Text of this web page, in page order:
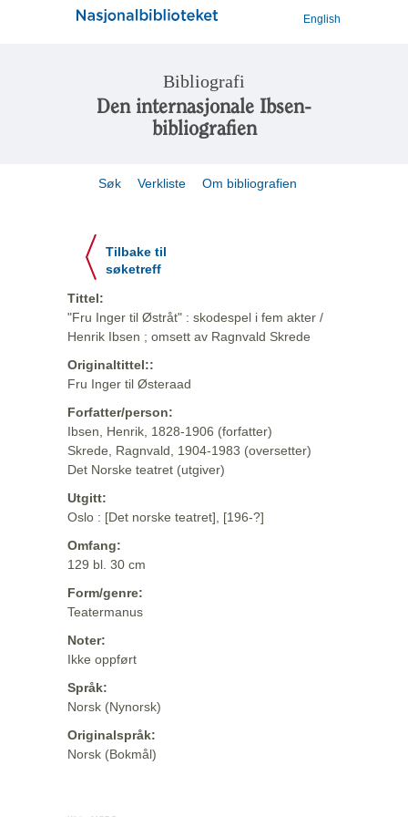
English
Bibliografi
Den internasjonale Ibsen-
bibliografien
Søk Verkliste Om bibliografien
Tilbake til
søketreff
Tittel:
"Fru Inger til Østråt" : skodespel i fem akter /
Henrik Ibsen ; omsett av Ragnvald Skrede
Originaltittel::
Fru Inger til Østeraad
Forfatter/person:
Ibsen, Henrik, 1828-1906 (forfatter)
Skrede, Ragnvald, 1904-1983 (oversetter)
Det Norske teatret (utgiver)
Utgitt:
Oslo : [Det norske teatret], [196-?]
Omfang:
129 bl. 30 cm
Form/genre:
Teatermanus
Noter:
Ikke oppført
Språk:
Norsk (Nynorsk)
Originalspråk:
Norsk (Bokmål)